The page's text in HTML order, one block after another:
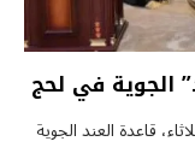
الجوية في لحج
قاعدة العند الجوية